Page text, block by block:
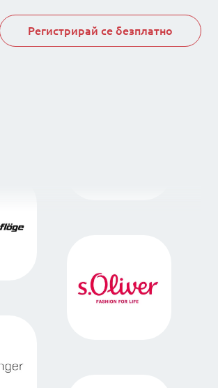
Регистрирай се безплатно